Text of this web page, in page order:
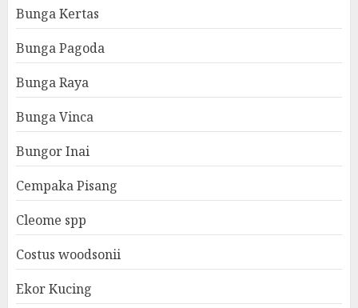
Bunga Kertas
Bunga Pagoda
Bunga Raya
Bunga Vinca
Bungor Inai
Cempaka Pisang
Cleome spp
Costus woodsonii
Ekor Kucing